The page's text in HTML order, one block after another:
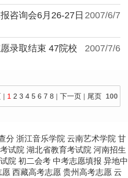
2007/6/7
咨询会6月26-27日
2007/7/6
录取结束 47院校
| 1 2 3 4 5 6 7 8 | 下一页 | 尾页 100
分 浙江音乐学院 云南艺术学院 甘
试院 湖北省教育考试院 河南招生
院 初二会考 中考志愿填报 异地中
愿 西藏高考志愿 贵州高考志愿 云